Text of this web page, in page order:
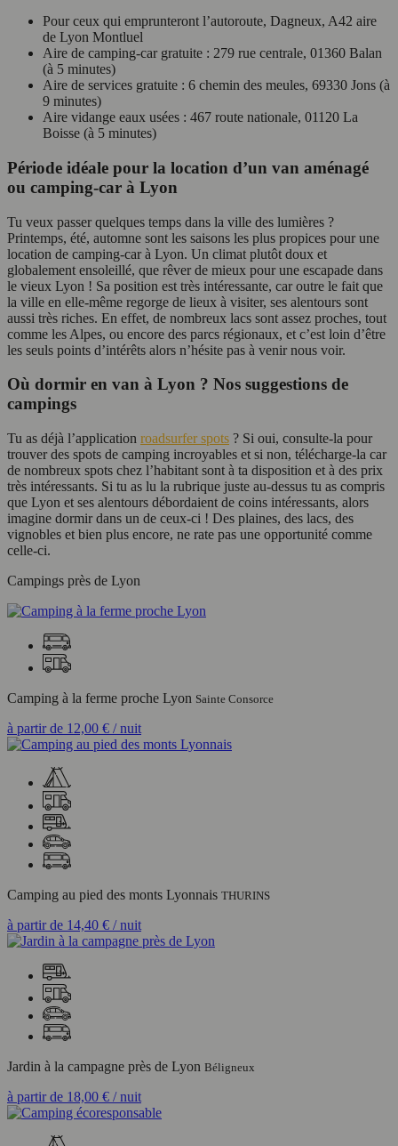
Pour ceux qui emprunteront l’autoroute, Dagneux, A42 aire
de Lyon Montluel
Aire de camping-car gratuite : 279 rue centrale, 01360 Balan
(à 5 minutes)
Aire de services gratuite : 6 chemin des meules, 69330 Jons (à
9 minutes)
Aire vidange eaux usées : 467 route nationale, 01120 La
Boisse (à 5 minutes)
Période idéale pour la location d’un van aménagé
ou camping-car à Lyon
Tu veux passer quelques temps dans la ville des lumières ?
Printemps, été, automne sont les saisons les plus propices pour une
location de camping-car à Lyon. Un climat plutôt doux et
globalement ensoleillé, que rêver de mieux pour une escapade dans
le vieux Lyon ! Sa position est très intéressante, car outre le fait que
la ville en elle-même regorge de lieux à visiter, ses alentours sont
aussi très riches. En effet, de nombreux lacs sont assez proches, tout
comme les Alpes, ou encore des parcs régionaux, et c’est loin d’être
les seuls points d’intérêts alors n’hésite pas à venir nous voir.
Où dormir en van à Lyon ? Nos suggestions de
campings
Tu as déjà l’application roadsurfer spots ? Si oui, consulte-la pour
trouver des spots de camping incroyables et si non, télécharge-la car
de nombreux spots chez l’habitant sont à ta disposition et à des prix
très intéressants. Si tu as lu la rubrique juste au-dessus tu as compris
que Lyon et ses alentours débordaient de coins intéressants, alors
imagine dormir dans un de ceux-ci ! Des plaines, des lacs, des
vignobles et bien plus encore, ne rate pas une opportunité comme
celle-ci.
Campings près de Lyon
Camping à la ferme proche Lyon Sainte Consorce
à partir de 12,00 € / nuit
Camping au pied des monts Lyonnais THURINS
à partir de 14,40 € / nuit
Jardin à la campagne près de Lyon Béligneux
à partir de 18,00 € / nuit